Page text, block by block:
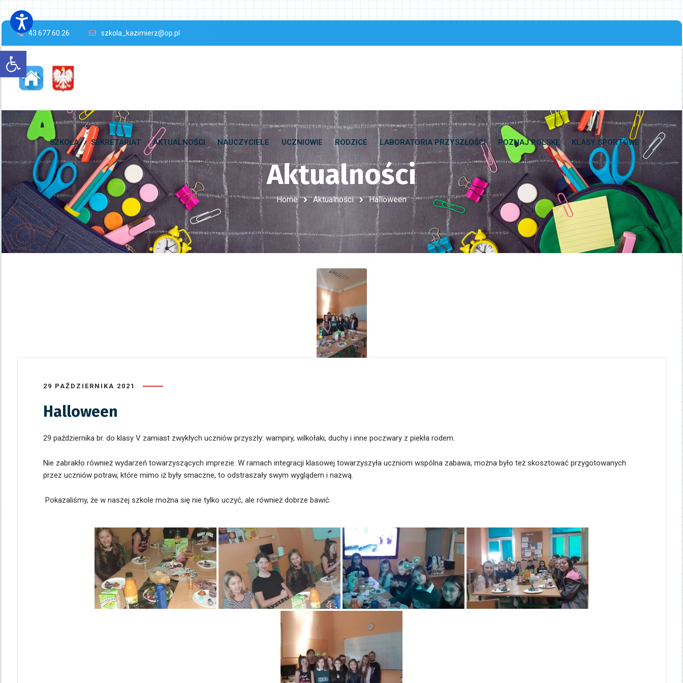
Open toolbar
43 677 60 26 szkola_kazimierz@op.pl
SZKOŁA SEKRETARIAT AKTUALNOŚCI NAUCZYCIELE UCZNIOWIE RODZICE LABORATORIA PRZYSZŁOŚCI POZNAJ POLSKĘ KLASY SPORTOWE
Aktualności
Home Aktualności Halloween
29 PAŹDZIERNIKA 2021
Halloween
29 października br. do klasy V zamiast zwykłych uczniów przyszły: wampiry, wilkołaki, duchy i inne poczwary z piekła rodem.
Nie zabrakło również wydarzeń towarzyszących imprezie. W ramach integracji klasowej towarzyszyła uczniom wspólna zabawa, można było też skosztować przygotowanych
przez uczniów potraw, które mimo iż były smaczne, to odstraszały swym wyglądem i nazwą.
Pokazaliśmy, że w naszej szkole można się nie tylko uczyć, ale również dobrze bawić.